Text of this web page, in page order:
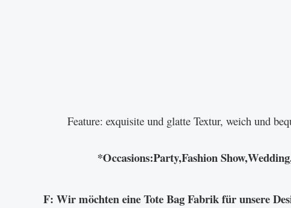
Feature: exquisite und glatte Textur, weich und
*Occasions:Party,Fashion
F: Wir möchten eine Tote Bag Fabrik für unsere